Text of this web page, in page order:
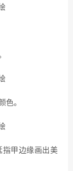
色。
指甲边缘画出美